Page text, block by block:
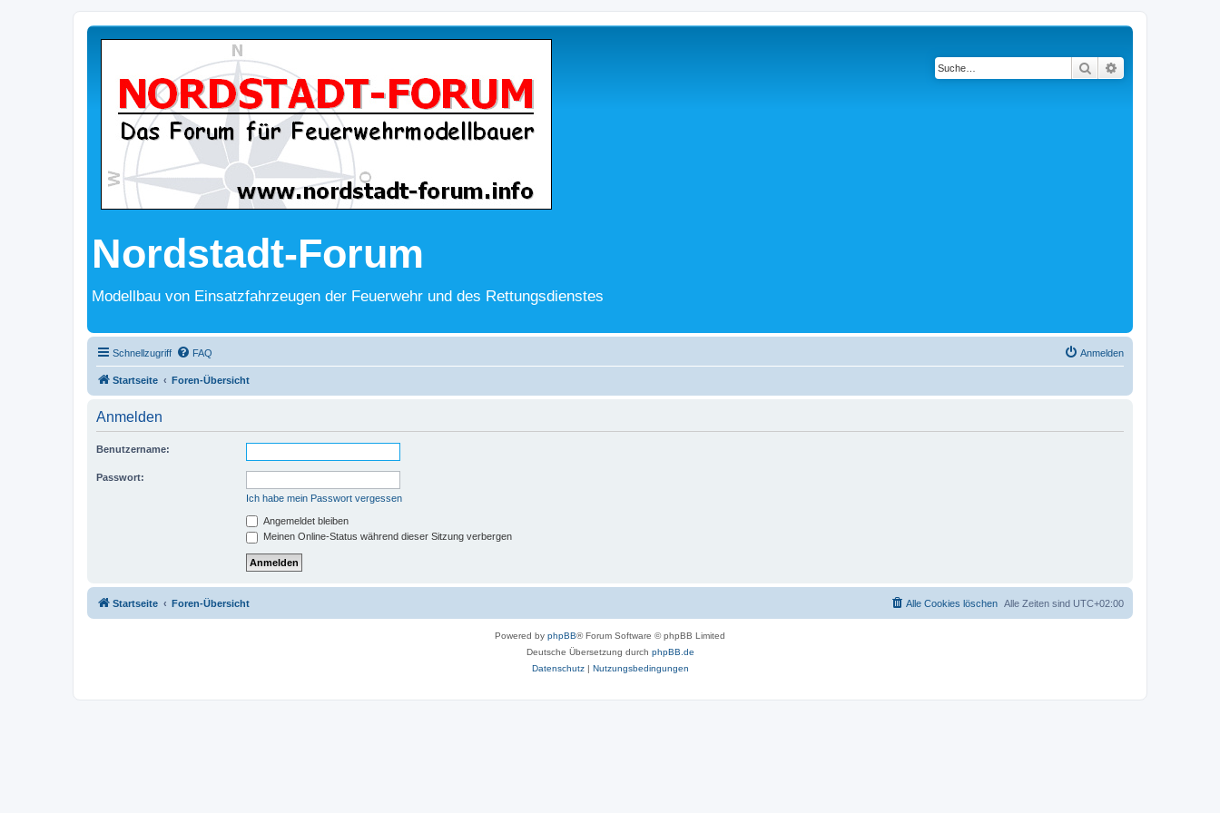
Nordstadt-Forum
Modellbau von Einsatzfahrzeugen der Feuerwehr und des Rettungsdienstes
Suche
Schnellzugriff FAQ Anmelden
Startseite Foren-Übersicht
Anmelden
Benutzername:
Passwort:
Ich habe mein Passwort vergessen
Angemeldet bleiben
Meinen Online-Status während dieser Sitzung verbergen
Startseite Foren-Übersicht Alle Zeiten sind UTC+02:00
Alle Cookies löschen
Powered by phpBB® Forum Software © phpBB Limited
Deutsche Übersetzung durch phpBB.de
Datenschutz| Nutzungsbedingungen